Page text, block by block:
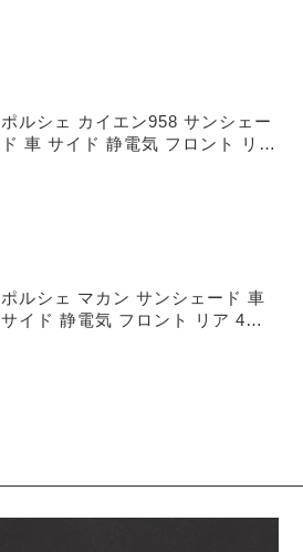
ポルシェ カイエン958 サンシェー
ド 車 サイド 静電気 フロント リア
ポルシェ マカン サンシェード 車
サイド 静電気 フロント リア 4枚